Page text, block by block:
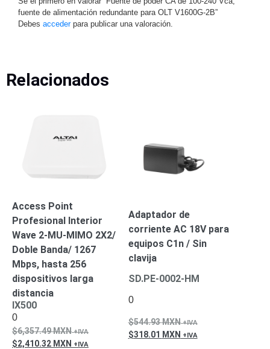
-
Térmicas
Cámaras
y DVRs
/ Eyeball /
Motorizado
-
PinholePTZVideograbadoras
Analógicas
- TurboHD
TVI / AHD
/ CVI
Industrial
Cámaras
fuente de alimentación redundante para OLT V1600G-2B”
Debes accederpara publicar una valoración.
Relacionados
Access Point
Profesional Interior
Wave 2-MU-MIMO 2X2/
Doble Banda/ 1267
Mbps, hasta 256
dispositivos larga
distancia
IX500
0
6,357.49MXN
2,410.32 MXN
Adaptador de
corriente AC 18V para
equipos C1n / Sin
clavija
SD.PE-0002-HM
0
544.93MXN
318.01 MXN